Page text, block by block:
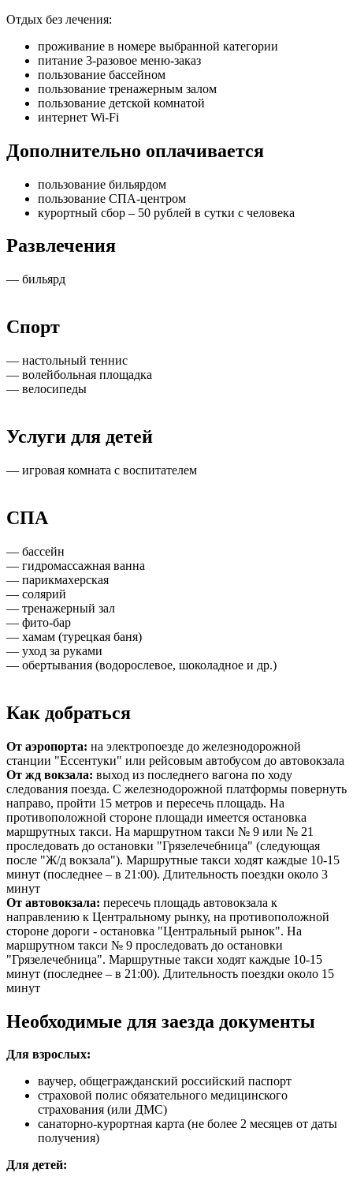
Отдых без лечения:
проживание в номере выбранной категории
питание 3-разовое меню-заказ
пользование бассейном
пользование тренажерным залом
пользование детской комнатой
интернет Wi-Fi
Дополнительно оплачивается
пользование бильярдом
пользование СПА-центром
курортный сбор – 50 рублей в сутки с человека
Развлечения
— бильярд
Спорт
— настольный теннис
— волейбольная площадка
— велосипеды
Услуги для детей
— игровая комната с воспитателем
СПА
— бассейн
— гидромассажная ванна
— парикмахерская
— солярий
— тренажерный зал
— фито-бар
— хамам (турецкая баня)
— уход за руками
— обертывания (водорослевое, шоколадное и др.)
Как добраться
От аэропорта: на электропоезде до железнодорожной
станции "Ессентуки" или рейсовым автобусом до автовокзала
От жд вокзала: выход из последнего вагона по ходу
следования поезда. С железнодорожной платформы повернуть
направо, пройти 15 метров и пересечь площадь. На
противоположной стороне площади имеется остановка
маршрутных такси. На маршрутном такси № 9 или № 21
проследовать до остановки "Грязелечебница" (следующая
после "Ж/д вокзала"). Маршрутные такси ходят каждые 10-15
минут (последнее – в 21:00). Длительность поездки около 3
минут
От автовокзала: пересечь площадь автовокзала к
направлению к Центральному рынку, на противоположной
стороне дороги - остановка "Центральный рынок". На
маршрутном такси № 9 проследовать до остановки
"Грязелечебница". Маршрутные такси ходят каждые 10-15
минут (последнее – в 21:00). Длительность поездки около 15
минут
Необходимые для заезда документы
Для взрослых:
ваучер, общегражданский российский паспорт
страховой полис обязательного медицинского
страхования (или ДМС)
санаторно-курортная карта (не более 2 месяцев от даты
получения)
Для детей: